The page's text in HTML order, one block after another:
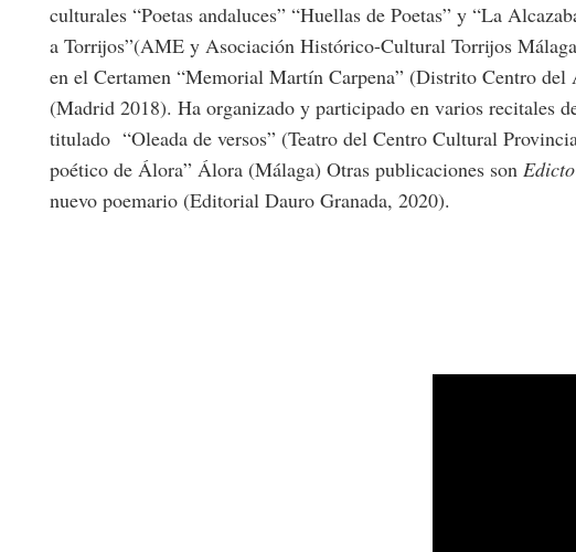
culturales “Poetas andaluces” “Huellas de Poetas” y “La
a Torrijos”(AME y Asociación Histórico-Cultural Torrijos
en el Certamen “Memorial Martín Carpena” (Distrito Centro del
(Madrid 2018). Ha organizado y participado en varios recitales
titulado “Oleada de versos” (Teatro del Centro Cultural
poético de Álora” Álora (Málaga) Otras publicaciones son
nuevo poemario (Editorial Dauro Granada, 2020).